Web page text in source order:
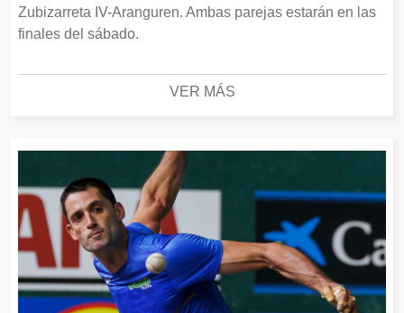
Zubizarreta IV-Aranguren. Ambas parejas estarán en las
finales del sábado.
VER MÁS